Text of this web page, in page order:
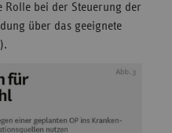
Rolle bei der Steuerung der
über das geeignete